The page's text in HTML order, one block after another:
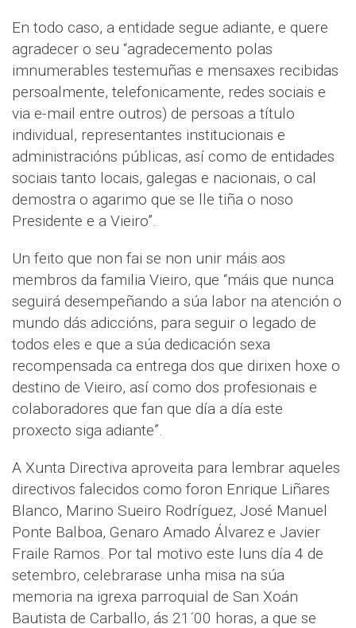
En todo caso, a entidade segue adiante, e quere
agradecer o seu “agradecemento polas
imnumerables testemuñas e mensaxes recibidas
persoalmente, telefonicamente, redes sociais e
via e-mail entre outros) de persoas a título
individual, representantes institucionais e
administracións públicas, así como de entidades
sociais tanto locais, galegas e nacionais, o cal
demostra o agarimo que se lle tiña o noso
Presidente e a Vieiro”.
Un feito que non fai se non unir máis aos
membros da familia Vieiro, que “máis que nunca
seguirá desempeñando a súa labor na atención o
mundo dás adiccións, para seguir o legado de
todos eles e que a súa dedicación sexa
recompensada ca entrega dos que dirixen hoxe o
destino de Vieiro, así como dos profesionais e
colaboradores que fan que día a día este
proxecto siga adiante”.
A Xunta Directiva aproveita para lembrar aqueles
directivos falecidos como foron Enrique Liñares
Blanco, Marino Sueiro Rodríguez, José Manuel
Ponte Balboa, Genaro Amado Álvarez e Javier
Fraile Ramos. Por tal motivo este luns día 4 de
setembro, celebrarase unha misa na súa
memoria na igrexa parroquial de San Xoán
Bautista de Carballo, ás 21´00 horas, a que se